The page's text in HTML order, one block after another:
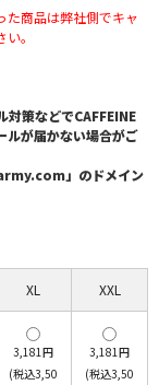
た商品は弊社側でキャ
。
対策などでCAFFEINE
ルが届かない場合がご
」のドメイン
XL XXL
3,181円
(税込3,50
3,181円
(税込3,50